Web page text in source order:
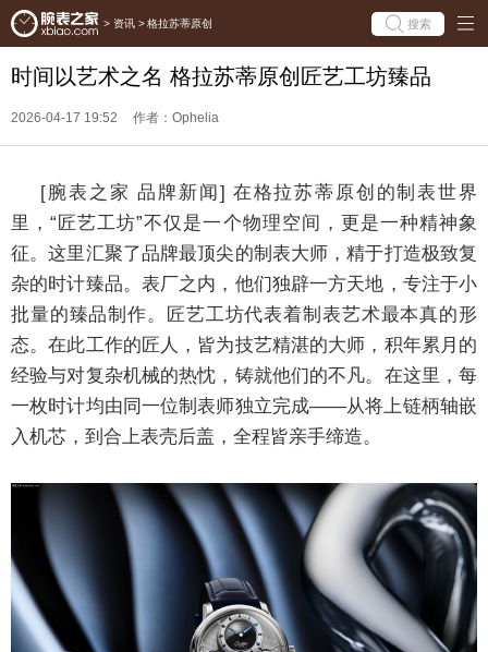
> 资讯 > 格拉苏蒂原创 搜索
时间以艺术之名 格拉苏蒂原创匠艺工坊臻品
2026-04-17 19:52 作者：Ophelia
[腕表之家 品牌新闻] 在格拉苏蒂原创的制表世界
里，“匠艺工坊”不仅是一个物理空间，更是一种精神象
征。这里汇聚了品牌最顶尖的制表大师，精于打造极致复
杂的时计臻品。表厂之内，他们独辟一方天地，专注于小
批量的臻品制作。匠艺工坊代表着制表艺术最本真的形
态。在此工作的匠人，皆为技艺精湛的大师，积年累月的
经验与对复杂机械的热忱，铸就他们的不凡。在这里，每
一枚时计均由同一位制表师独立完成——从将上链柄轴嵌
入机芯，到合上表壳后盖，全程皆亲手缔造。